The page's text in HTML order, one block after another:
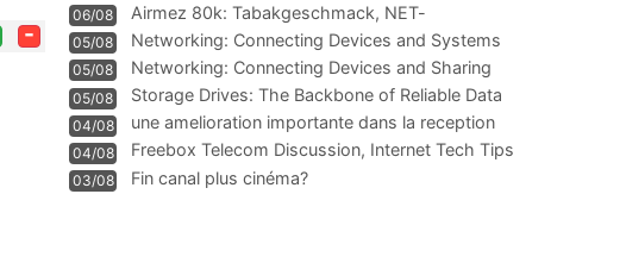
-
06/08
Airmez 80k: Tabakgeschmack, NET-
Technologie und Leistung im
05/08 Networking: Connecting Devices and Systems
05/08
Networking: Connecting Devices and Sharing
Information
05/08
Storage Drives: The Backbone of Reliable Data
Management
04/08
une amelioration importante dans la reception
WIFI
04/08
Freebox Telecom Discussion, Internet Tech Tips
Communi
03/08 Fin canal plus cinéma?